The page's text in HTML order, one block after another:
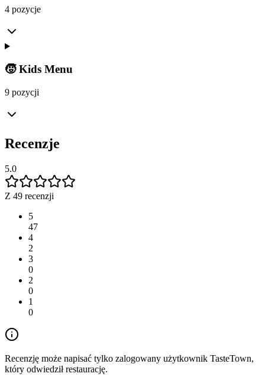
4 pozycje
🧒 Kids Menu
9 pozycji
Recenzje
5.0
Z 49 recenzji
5
47
4
2
3
0
2
0
1
0
Recenzję może napisać tylko zalogowany użytkownik TasteTown,
który odwiedził restaurację.